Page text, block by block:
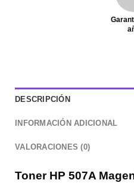
DESCRIPCIÓN
INFORMACIÓN ADICIONAL
VALORACIONES (0)
Toner HP 507A